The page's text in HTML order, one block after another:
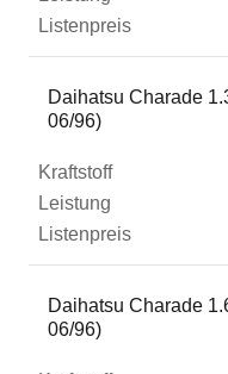
Daihatsu Charade
06/96)
Daihatsu Charade
06/96)